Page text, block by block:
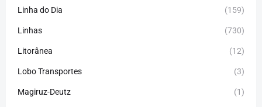
Linha do Dia (159)
Linhas (730)
Litorânea (12)
Lobo Transportes (3)
Magiruz-Deutz (1)